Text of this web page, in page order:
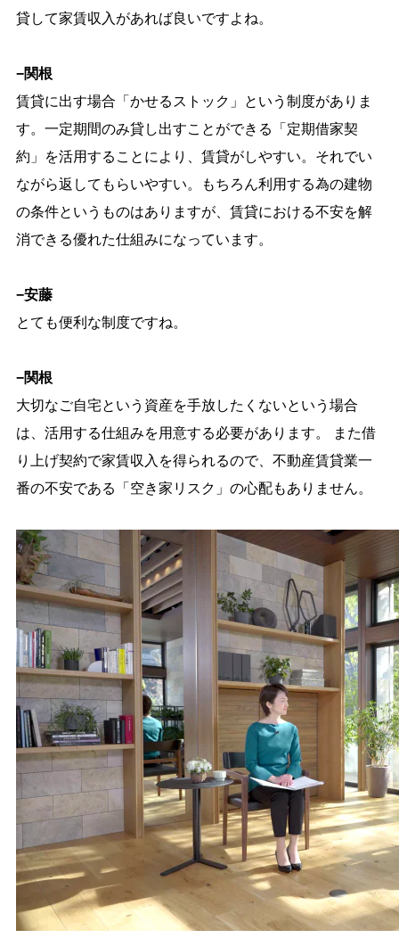
貸して家賃収入があれば良いですよね。
−関根
賃貸に出す場合「かせるストック」という制度がありま
す。一定期間のみ貸し出すことができる「定期借家契
約」を活用することにより、賃貸がしやすい。それでい
ながら返してもらいやすい。もちろん利用する為の建物
の条件というものはありますが、賃貸における不安を解
消できる優れた仕組みになっています。
−安藤
とても便利な制度ですね。
−関根
大切なご自宅という資産を手放したくないという場合
は、活用する仕組みを用意する必要があります。 また借
り上げ契約で家賃収入を得られるので、不動産賃貸業一
番の不安である「空き家リスク」の心配もありません。